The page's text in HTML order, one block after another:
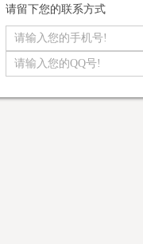
请留下您的联系方式